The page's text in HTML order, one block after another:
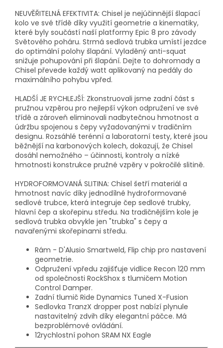
NEUVĚŘITELNÁ EFEKTIVITA: Chisel je nejúčinnější šlapací
kolo ve své třídě díky využití geometrie a kinematiky,
které byly součástí naší platformy Epic 8 pro závody
Světového poháru. Strmá sedlová trubka umístí jezdce
do optimální polohy šlapání. Vyladěný anti-squat
snižuje pohupování při šlapání. Dejte to dohromady a
Chisel převede každý watt aplikovaný na pedály do
maximálního pohybu vpřed.
HLADŠÍ JE RYCHLEJŠÍ: Zkonstruovali jsme zadní část s
pružnou vzpěrou pro nejlepší výkon odpružení ve své
třídě a zároveň eliminovali nadbytečnou hmotnost a
údržbu spojenou s čepy vyžadovanými v tradičním
designu. Rozsáhlé terénní a laboratorní testy, které jsou
běžnější na karbonových kolech, dokazují, že Chisel
dosáhl nemožného – účinnosti, kontroly a nízké
hmotnosti konstrukce pružné vzpěry v pokročilé slitině.
HYDROFORMOVANÁ SLITINA: Chisel šetří materiál a
hmotnost navíc díky jednodílné hydroformované
sedlové trubce, která integruje čep sedlové trubky,
hlavní čep a skořepinu středu. Na tradičnějším kole je
sedlová trubka obvykle jen "trubka" s čepy a
navařenými skořepinami středu.
Rám - D'Alusio Smartweld, Flip chip pro nastavení
geometrie.
Odpružení vpředu zajišťuje vidlice Recon 120 mm
od společnosti RockShox s tlumičem Motion
Control Damper.
Zadní tlumič Ride Dynamics Tuned X-Fusion
Sedlovka TranzX dropper post nabízí plynule
nastavitelný zdvih díky elegantní páčce. Má
bezproblémové ovládání.
12rychlostní pohon SRAM NX Eagle